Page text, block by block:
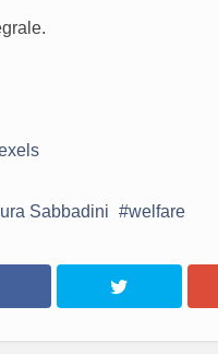
Sabbadini welfare